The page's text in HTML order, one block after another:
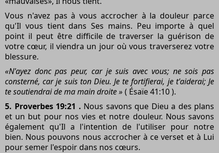
Vous n'avez pas à vous accrocher à la douleur parce
qu'Il vous tient dans Ses mains. Peu importe à quel
point il peut être difficile de traverser la guérison de
votre cœur, il viendra un jour où vous traverserez votre
blessure.
«N'ayez donc pas peur, car je suis avec vous; ne sois pas
consterné, car je suis ton Dieu. Je te fortifierai, je t'aiderai; Je
te soutiendrai de ma main droite » ( Ésaïe 41:10 ).
5. Proverbes 19:21 . Nous savons que Dieu a des plans
et un but pour nos vies et notre douleur. Nous savons
également qu'Il a l'intention de l'utiliser pour notre
bien. Nous pouvons nous accrocher à ce verset et à Lui
pour semer l'espoir dans nos cœurs.